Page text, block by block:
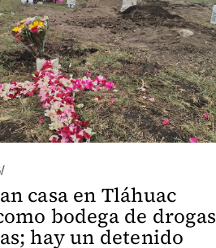
casa en Tláhuac
bodega de drogas
hay un detenido